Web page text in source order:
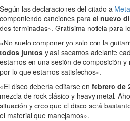
Según las declaraciones del citado a
componiendo canciones para el nuevo
dos terminadas». Gratísima noticia para
«No suelo componer yo solo con la
todos juntos y así sacamos adelante
estamos en una sesión de composición
por lo que estamos satisfechos».
«El disco debería editarse en febrero de
mezcla de rock clásico y heavy metal.
situación y creo que el disco será
el material que manejamos».